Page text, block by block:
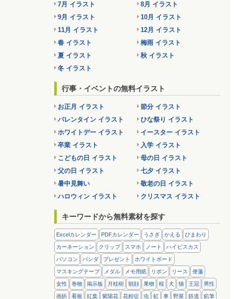
7月 イラスト
8月 イラスト
9月 イラスト
10月 イラスト
11月 イラスト
12月 イラスト
春 イラスト
梅雨 イラスト
夏 イラスト
秋 イラスト
冬 イラスト
行事・イベントの無料イラスト
お正月 イラスト
節分 イラスト
バレンタイン イラスト
ひな祭り イラスト
ホワイトデー イラスト
イースター イラスト
卒業 イラスト
入学 イラスト
こどもの日 イラスト
母の日 イラスト
父の日 イラスト
七夕 イラスト
暑中見舞い
敬老の日 イラスト
ハロウィン イラスト
クリスマス イラスト
キーワードから無料素材を探す
Excelカレンダー PDFカレンダー うさぎ かえる ひまわり
カーネーション クリップ スマホ ノート ハイビスカス
パソコン パンダ プレゼント ホワイトボード
マスキングテープ メダル メモ用紙 リボン リース 便箋
女性 巻物 掲示板 月桂樹 朝顔 果物 桜 犬 猫 王冠 男性
画鋲 看板 紅葉 紫陽花 花粉症 虫 虹 車 野菜 鉄道 鉛筆